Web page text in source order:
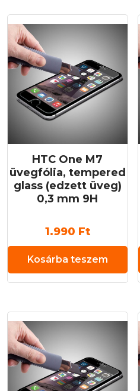
HTC One M7
üvegfólia, tempered
glass (edzett üveg)
0,3 mm 9H
1.990 Ft
Kosárba teszem